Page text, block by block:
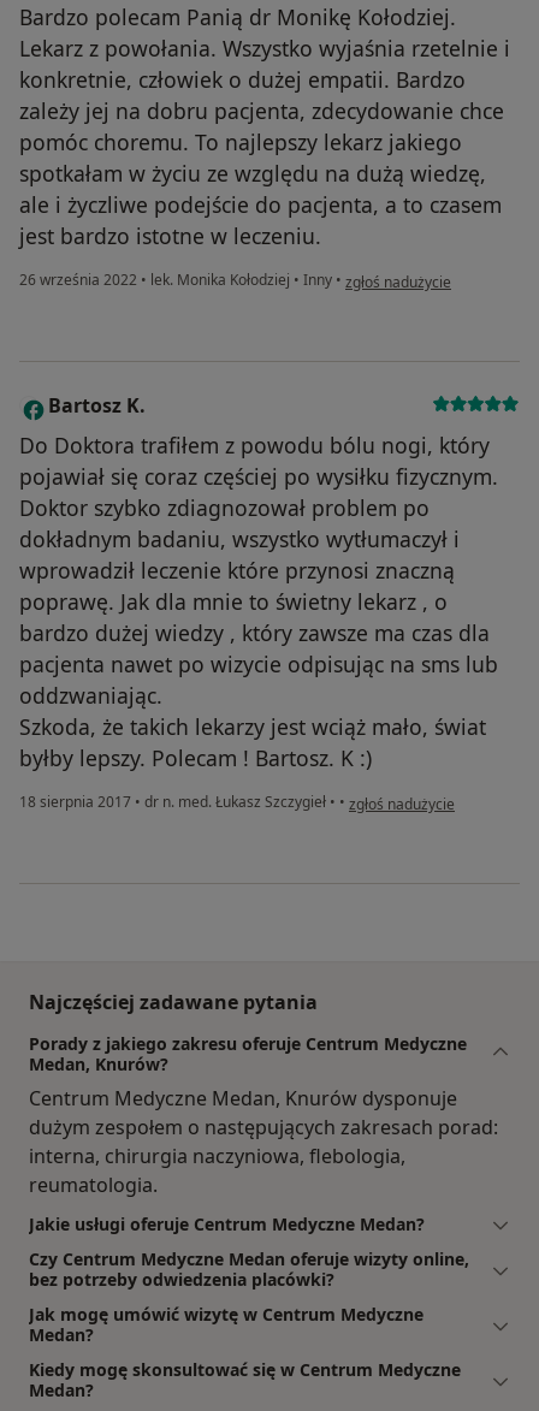
Bardzo polecam Panią dr Monikę Kołodziej.
Lekarz z powołania. Wszystko wyjaśnia rzetelnie i
konkretnie, człowiek o dużej empatii. Bardzo
zależy jej na dobru pacjenta, zdecydowanie chce
pomóc choremu. To najlepszy lekarz jakiego
spotkałam w życiu ze względu na dużą wiedzę,
ale i życzliwe podejście do pacjenta, a to czasem
jest bardzo istotne w leczeniu.
26 września 2022 • lek. Monika Kołodziej • Inny • w opinii użytkownika Beata
zgłoś nadużycie
B Bartosz K.
Do Doktora trafiłem z powodu bólu nogi, który
pojawiał się coraz częściej po wysiłku fizycznym.
Doktor szybko zdiagnozował problem po
dokładnym badaniu, wszystko wytłumaczył i
wprowadził leczenie które przynosi znaczną
poprawę. Jak dla mnie to świetny lekarz , o
bardzo dużej wiedzy , który zawsze ma czas dla
pacjenta nawet po wizycie odpisując na sms lub
oddzwaniając.
Szkoda, że takich lekarzy jest wciąż mało, świat
byłby lepszy. Polecam ! Bartosz. K :)
18 sierpnia 2017 • dr n. med. Łukasz Szczygieł • • w opinii użytkownika
zgłoś nadużycie
Najczęściej zadawane pytania
Porady z jakiego zakresu oferuje Centrum Medyczne
Medan, Knurów?
Centrum Medyczne Medan, Knurów dysponuje
dużym zespołem o następujących zakresach porad:
interna, chirurgia naczyniowa, flebologia,
reumatologia.
Jakie usługi oferuje Centrum Medyczne Medan?
Czy Centrum Medyczne Medan oferuje wizyty online,
bez potrzeby odwiedzenia placówki?
Jak mogę umówić wizytę w Centrum Medyczne
Medan?
Kiedy mogę skonsultować się w Centrum Medyczne
Medan?